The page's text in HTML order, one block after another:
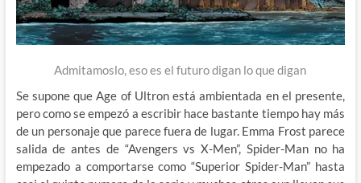
Admitamoslo, eso es el futuro digan lo que digan
Se supone que Age of Ultron está ambientada en el presente,
pero como se empezó a escribir hace bastante tiempo hay más
de un personaje que parece fuera de lugar. Emma Frost parece
salida de antes de “Avengers vs X-Men”, Spider-Man no ha
empezado a comportarse como “Superior Spider-Man” hasta